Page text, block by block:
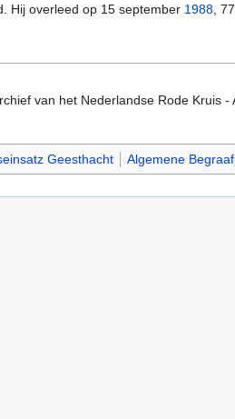
Hij overleed op 15 september 1988,
van het Nederlandse Rode Kruis -
Geesthacht Algemene